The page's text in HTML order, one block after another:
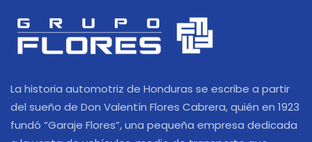
La historia automotriz de Honduras se escribe a partir
del sueño de Don Valentín Flores Cabrera, quién en 1923
fundó “Garaje Flores”, una pequeña empresa dedicada